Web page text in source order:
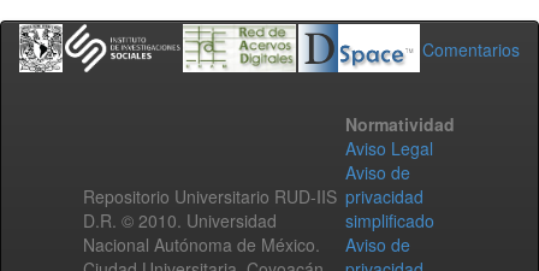
Comentarios
Repositorio Universitario RUD-IIS
D.R. © 2010. Universidad
Nacional Autónoma de México.
Normatividad
Aviso Legal
Aviso de
privacidad
simplificado
Aviso de